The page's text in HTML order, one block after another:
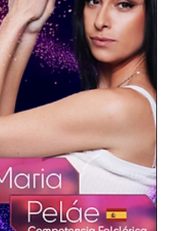
anuncia “Mis
un fin de
de tomarse un
su gira "Me prometo" le ha
de emociones intensas,
colgar el cartel de sold out en los
país, Antoñito Molina anuncia
increíble fin de gira bajo el nombre:
”. Lejos de ser un adiós definitivo,
y, al mismo tiempo, como el
antes de abrir otra nueva. Se